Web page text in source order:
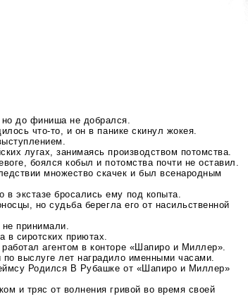
до финиша не добрался.
что-то , и он в панике скинул жокея.
лугах, занимаясь производством потомства.
боялся кобыл и потомства почти не оставил.
множество скачек и был всенародным
экстазе бросались ему под копыта.
, но судьба берегла его от насильственной
принимали.
в сиротских приютах.
агентом в конторе «Шапиро и Миллер».
выслуге лет наградило именными часами.
Родился В Рубашке от «Шапиро и Миллер»
и тряс от волнения гривой во время своей